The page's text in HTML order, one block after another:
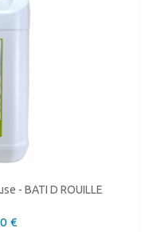
- BATI D ROUILLE
€